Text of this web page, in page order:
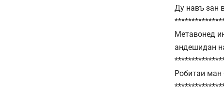
Ду навъ зан
Метавонед
андешидан
Робитаи ман